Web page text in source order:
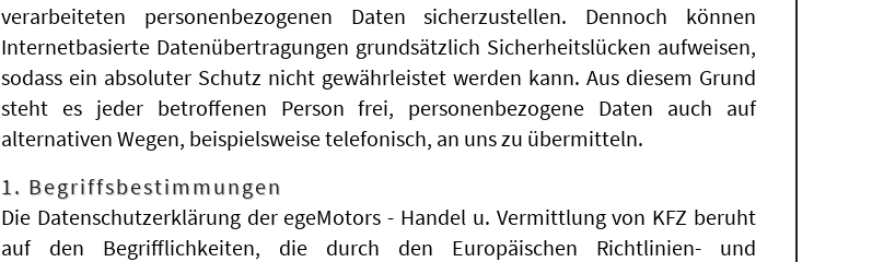
verarbeiteten personenbezogenen Daten sicherzustellen. Dennoch können
Internetbasierte Datenübertragungen grundsätzlich Sicherheitslücken aufweisen,
sodass ein absoluter Schutz nicht gewährleistet werden kann. Aus diesem Grund
steht es jeder betroffenen Person frei, personenbezogene Daten auch auf
alternativen Wegen, beispielsweise telefonisch, an uns zu übermitteln.
1. Begriffsbestimmungen
Die Datenschutzerklärung der egeMotors - Handel u. Vermittlung von KFZ beruht
auf den Begrifflichkeiten, die durch den Europäischen Richtlinien- und